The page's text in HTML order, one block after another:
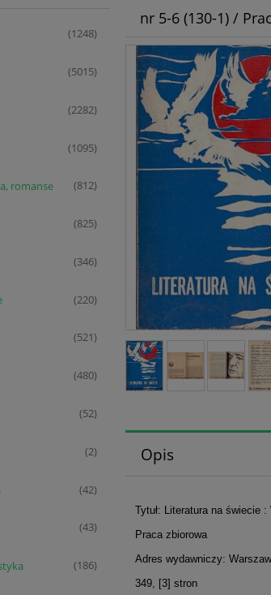
(1248)
(5015)
(2282)
(1095)
romanse (812)
(825)
(346)
(220)
(521)
(480)
(52)
(2)
(42)
(43)
(186)
nr 5-6 (130-1) /
Opis
Tytuł: Literatura na świecie
Praca zbiorowa
Adres wydawniczy:
349, [3] stron